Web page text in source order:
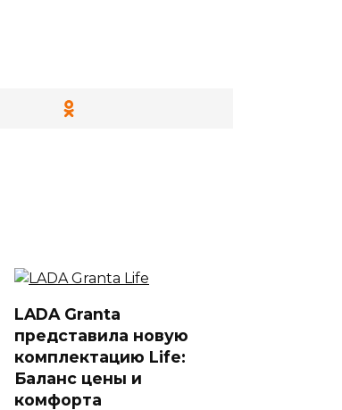
LADA Granta
представила новую
комплектацию Life:
Баланс цены и
комфорта